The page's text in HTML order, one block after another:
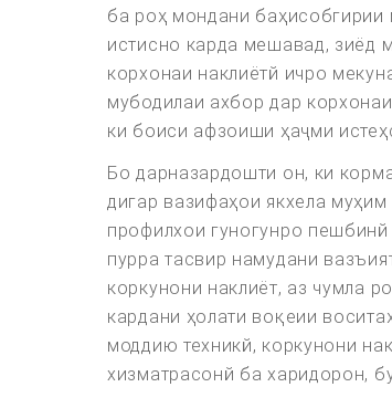
ба роҳ мондани баҳисобгирии
истисно карда мешавад, зиёд
корхонаи наклиётй ичро
мубодилаи ахбор дар
ки боиси афзоиши ҳаҷми
Бо дарназардошти он, ки
дигар вазифаҳои якхела
профилхои гуногунро
пурра тасвир намудани
коркунони наклиёт, аз чумла
кардани ҳолати воқеии
моддию техникй, коркунони
хизматрасонй ба харидорон,